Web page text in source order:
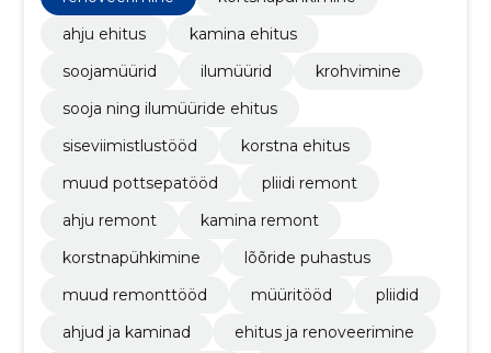
ahju ehitus
kamina ehitus
soojamüürid
ilumüürid
krohvimine
sooja ning ilumüüride ehitus
siseviimistlustööd
korstna ehitus
muud pottsepatööd
pliidi remont
ahju remont
kamina remont
korstnapühkimine
lõõride puhastus
muud remonttööd
müüritööd
pliidid
ahjud ja kaminad
ehitus ja renoveerimine